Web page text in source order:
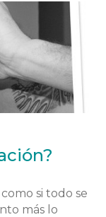
si todo se
más lo